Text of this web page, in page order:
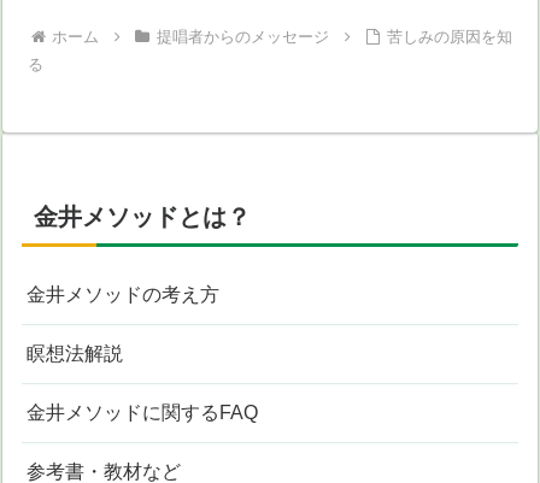
ホーム 提唱者からのメッセージ
苦しみの原因を知
る
金井メソッドとは？
金井メソッドの考え方
瞑想法解説
金井メソッドに関するFAQ
参考書・教材など